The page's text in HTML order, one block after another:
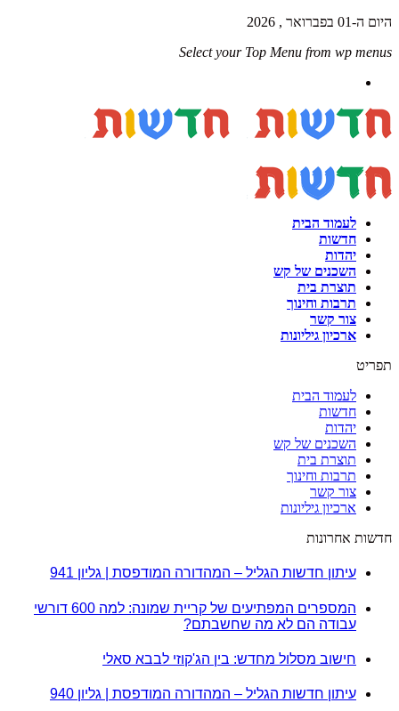
היום ה-01 בפברואר , 2026
Select your Top Menu from wp menus
לעמוד הבית
חדשות
יהדות
השכנים של קש
תוצרת בית
תרבות וחינוך
צור קשר
ארכיון גיליונות
תפריט
לעמוד הבית
חדשות
יהדות
השכנים של קש
תוצרת בית
תרבות וחינוך
צור קשר
ארכיון גיליונות
חדשות אחרונות
עיתון חדשות הגליל – המהדורה המודפסת | גליון 941
המספרים המפתיעים של קריית שמונה: למה 600 דורשי
עבודה הם לא מה שחשבתם?
חישוב מסלול מחדש: בין הג'קוזי לבבא סאלי
עיתון חדשות הגליל – המהדורה המודפסת | גליון 940